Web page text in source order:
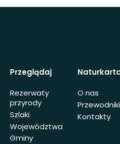
Przeglądaj
Rezerwaty
przyrody
Szlaki
Województwa
Gminy
O nas
Przewodniki
Kontakty